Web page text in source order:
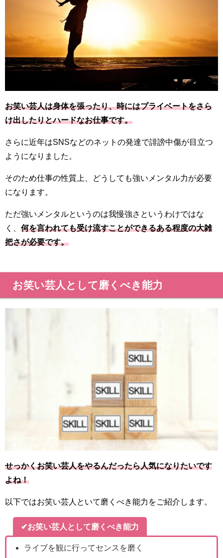
お笑い芸人は身体を張ったり、時にはプライベートをさら
け出したりとハードなお仕事です。
さらに近年はSNSなどのネットの発達で誹謗中傷が目立つ
ようになりました。
そのため仕事の性質上、どうしても強いメンタル力が必要
になります。
ただ強いメンタルというのは我慢強さというわけではな
く、 何を言われても受け流すことができるある程度の大雑
把さが必要です。
お笑い芸人として磨くべき能力
せっかくお笑い芸人をやるんだったら人気になりたいです
よね！
以下ではお笑い芸人といて磨くべき能力をご紹介します。
✔お笑い芸人として磨くべき能力
ライブを観に行ってセンスを磨く